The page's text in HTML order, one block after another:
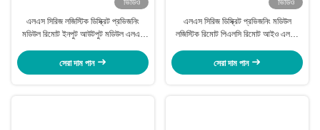
ভিডিও
এলএস সিরিজ লজিস্টিক ডিস্ক্রিট প্রভিজনিং
মডিউল রিমোট ইনপুট আউটপুট মডিউল এলএস
সেরা দাম পান
ভিডিও
এলএস সিরিজ ডিস্ক্রিট প্রভিজনিং মডিউল
লজিস্টিক রিমোট পিএলসি রিমোট আইও এলএস
সেরা দাম পান